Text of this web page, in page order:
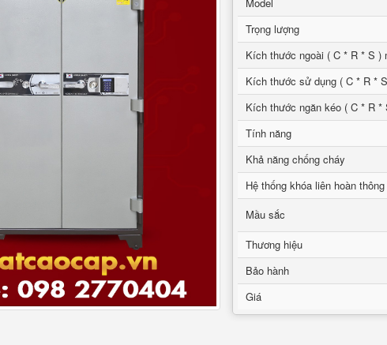
Trọng lượng
Kích thước ngoài ( C * R * S )
Kích thước sử dụng ( C * R *
Kích thước ngăn kéo ( C * R *
Tính năng
Khả năng chống cháy
Hệ thống khóa liên hoàn
Mầu sắc
Thương hiệu
Bảo hành
Giá